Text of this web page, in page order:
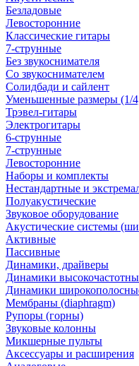
Безладовые
Левосторонние
Классические гитары
7-струнные
Без звукоснимателя
Со звукоснимателем
Солидбади и сайлент
Уменьшенные размеры (1/
Трэвел-гитары
Электрогитары
6-струнные
7-струнные
Левосторонние
Наборы и комплекты
Нестандартные и
Полуакустические
Звуковое оборудование
Акустические системы
Активные
Пассивные
Динамики, драйверы
Динамики
Динамики
Мембраны (diaphragm)
Рупоры (горны)
Звуковые колонны
Микшерные пульты
Аксессуары и расширения